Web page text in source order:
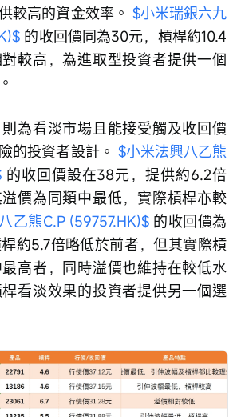
較高的資金效率。 $小米瑞銀六九
的收回價同為30元，槓桿約10.4
較高，為進取型投資者提供一個
為看淡市場且能接受觸及收回價
的投資者設計。 $小米法興八乙熊
的收回價設在38元，提供約6.2倍
價為同類中最低，實際槓桿亦較
乙熊C.P (59757.HK)$ 的收回價為
約5.7倍略低於前者，但其實際槓
高者，同時溢價也維持在較低水
看淡效果的投資者提供另一個選